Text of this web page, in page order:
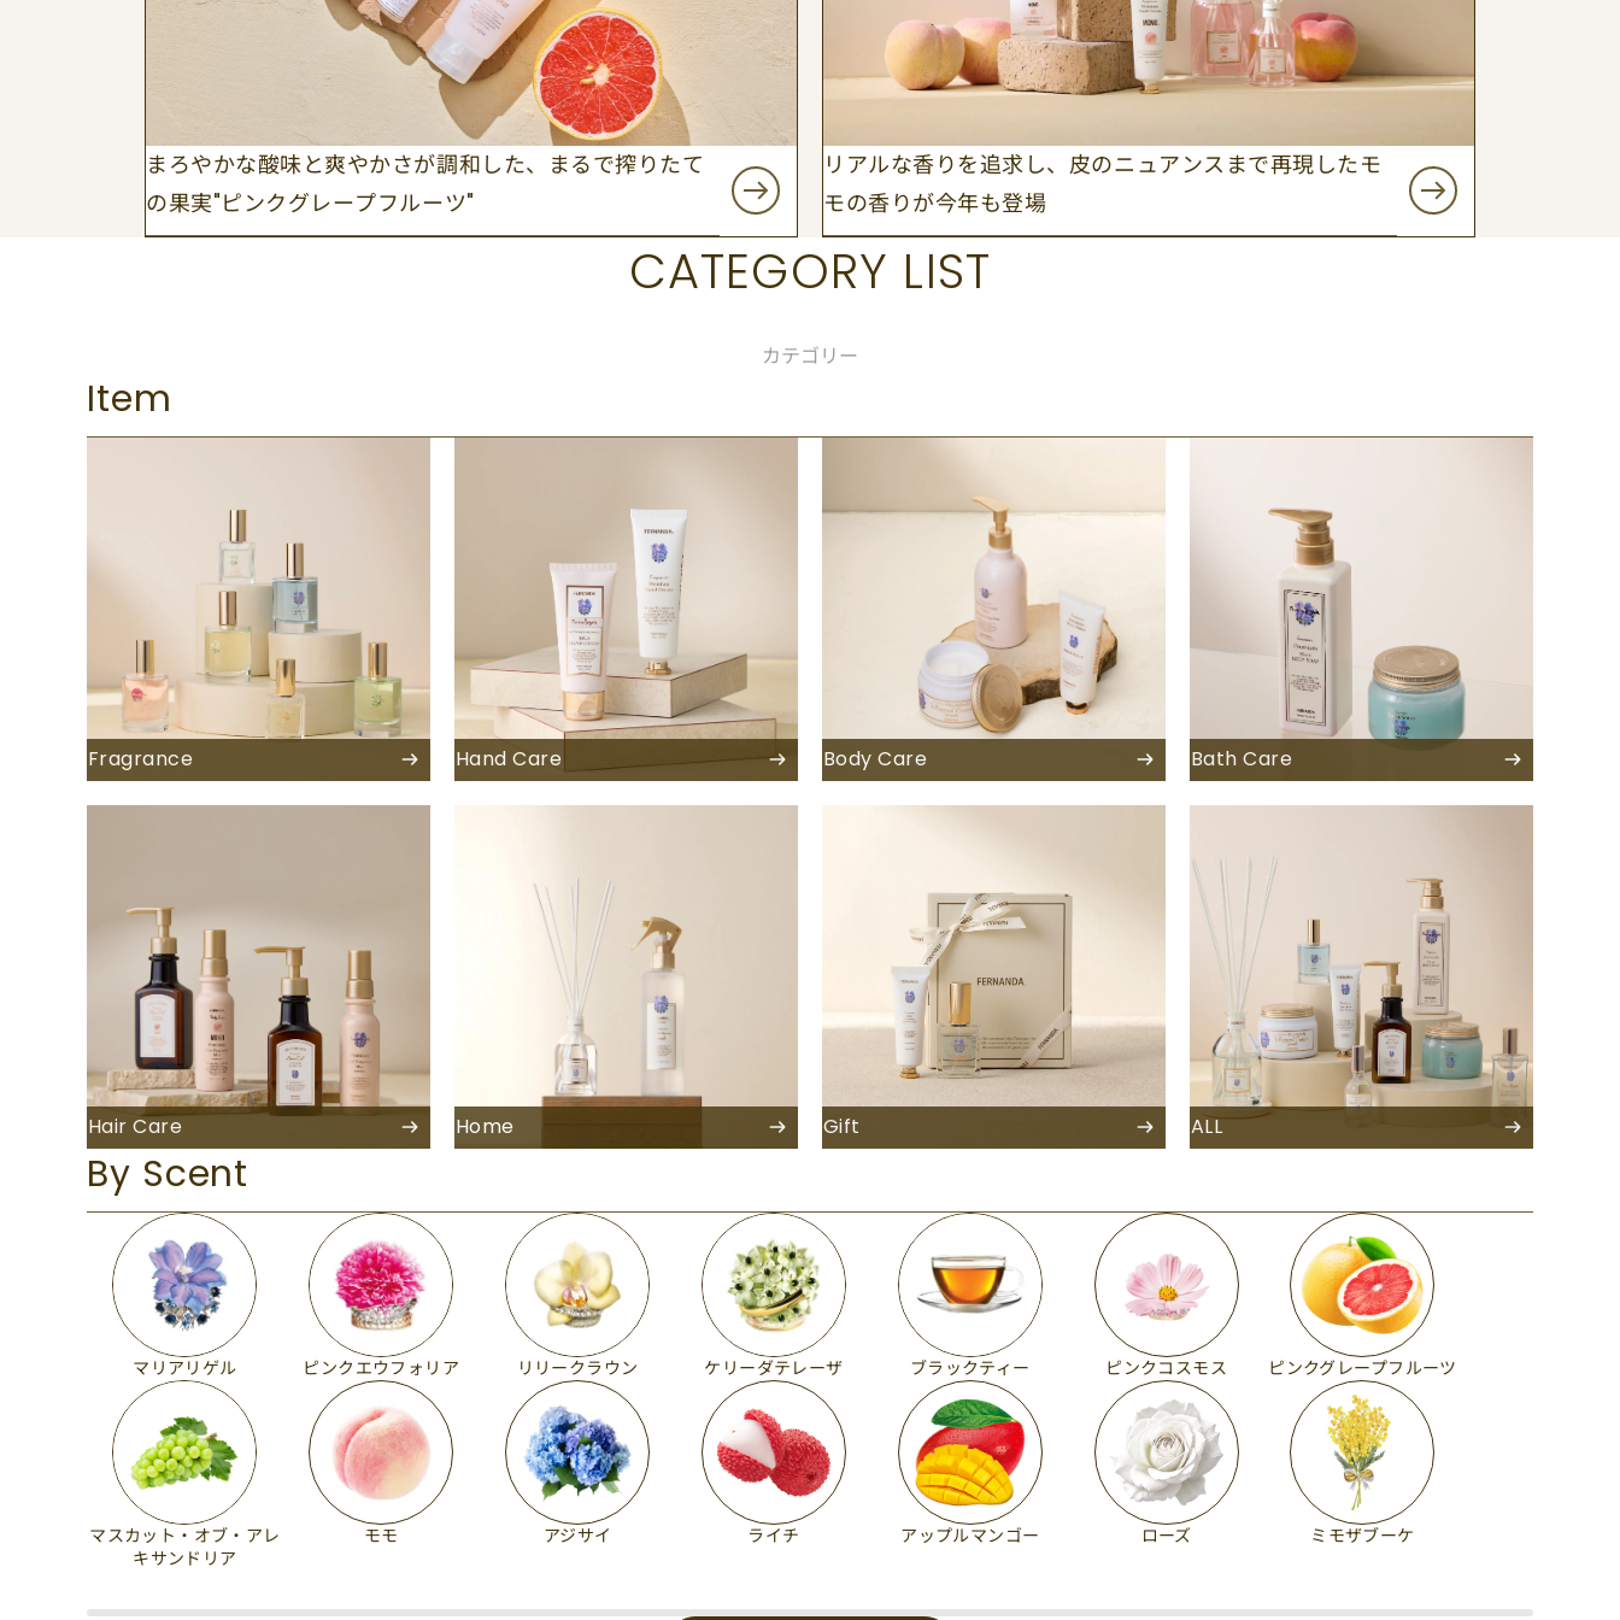
まろやかな酸味と爽やかさが調和した、まるで搾りたて
の果実"ピンクグレープフルーツ"
リアルな香りを追求し、皮のニュアンスまで再現したモ
モの香りが今年も登場
CATEGORY LIST
カテゴリー
Item
Fragrance Hand Care Body Care Bath Care
Hair Care Home Gift ALL
By Scent
マリアリゲル ピンクエウフォリア リリークラウン ケリーダテレーザ ブラックティー ピンクコスモス ピンクグレープフルーツ
マスカット・オブ・アレ
キサンドリア
モモ アジサイ ライチ アップルマンゴー ローズ ミモザブーケ